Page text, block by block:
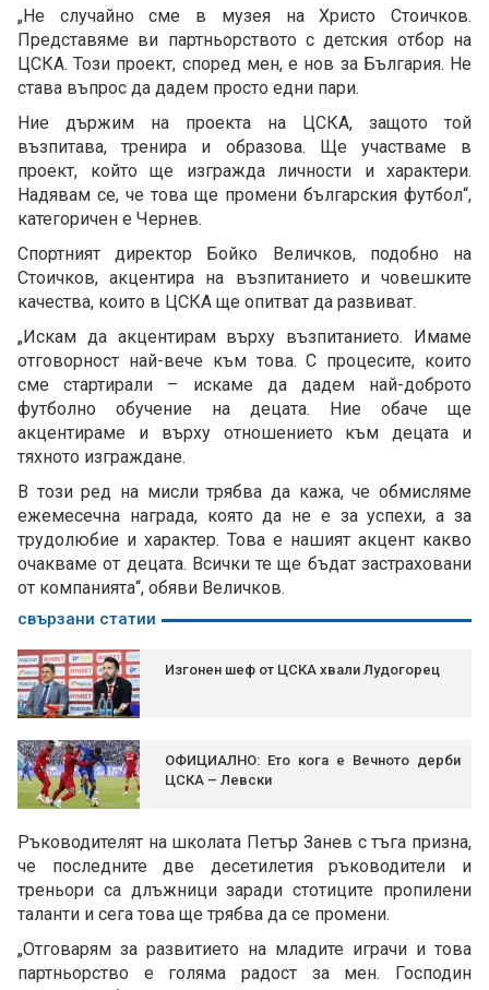
„Не случайно сме в музея на Христо Стоичков.
Представяме ви партньорството с детския отбор на
ЦСКА. Този проект, според мен, е нов за България. Не
става въпрос да дадем просто едни пари.
Ние държим на проекта на ЦСКА, защото той
възпитава, тренира и образова. Ще участваме в
проект, който ще изгражда личности и характери.
Надявам се, че това ще промени българския футбол“,
категоричен е Чернев.
Спортният директор Бойко Величков, подобно на
Стоичков, акцентира на възпитанието и човешките
качества, които в ЦСКА ще опитват да развиват.
„Искам да акцентирам върху възпитанието. Имаме
отговорност най-вече към това. С процесите, които
сме стартирали – искаме да дадем най-доброто
футболно обучение на децата. Ние обаче ще
акцентираме и върху отношението към децата и
тяхното изграждане.
В този ред на мисли трябва да кажа, че обмисляме
ежемесечна награда, която да не е за успехи, а за
трудолюбие и характер. Това е нашият акцент какво
очакваме от децата. Всички те ще бъдат застраховани
от компанията“, обяви Величков.
свързани статии
Изгонен шеф от ЦСКА хвали Лудогорец
ОФИЦИАЛНО: Ето кога е Вечното дерби
ЦСКА – Левски
Ръководителят на школата Петър Занев с тъга призна,
че последните две десетилетия ръководители и
треньори са длъжници заради стотиците пропилени
таланти и сега това ще трябва да се промени.
„Отговарям за развитието на младите играчи и това
партньорство е голяма радост за мен. Господин